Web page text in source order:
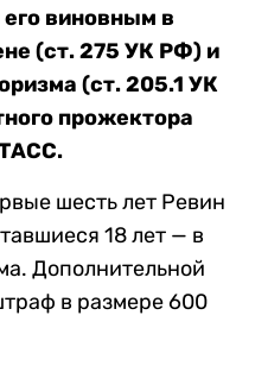
виновным в
(ст. 275 УК РФ) и
(ст. 205.1 УК
прожектора
шесть лет Ревин
18 лет — в
Дополнительной
в размере 600